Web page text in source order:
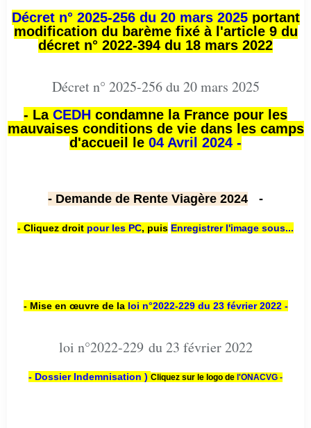
Décret n° 2025-256 du 20 mars 2025portant
modification du barème fixé à l'article 9 du
décret n° 2022-394 du 18 mars 2022
Décret n° 2025-256 du 20 mars 2025
- La CEDH condamne la France pour les
mauvaises conditions de vie dans les camps
d'accueil le 04 Avril 2024 -
- Demande de Rente Viagère 2024 -
- Cliquez droit pour les PC, puis Enregistrer l'image sous...
- Mise en œuvre de la loi n°2022-229 du 23 février 2022 -
loi n°2022-229 du 23 février 2022
- Dossier Indemnisation ) Cliquez sur le logo de l'ONACVG -